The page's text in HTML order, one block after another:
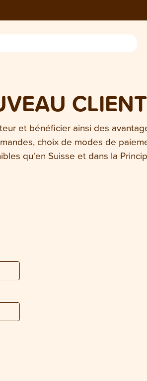
CLIENT
et bénéficier ainsi des
choix de modes de
qu'en Suisse et dans la